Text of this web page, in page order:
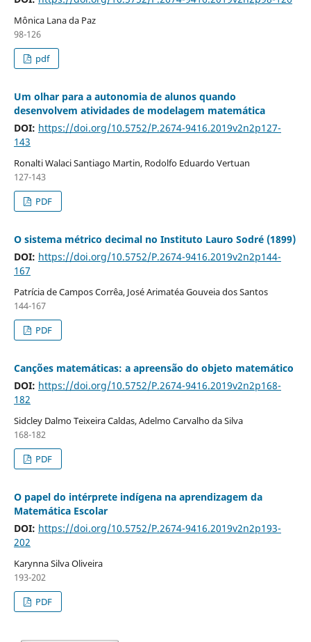
Mônica Lana da Paz
98-126
pdf
Um olhar para a autonomia de alunos quando
desenvolvem atividades de modelagem matemática
DOI: https://doi.org/10.5752/P.2674-9416.2019v2n2p127-
143
Ronalti Walaci Santiago Martin, Rodolfo Eduardo Vertuan
127-143
PDF
O sistema métrico decimal no Instituto Lauro Sodré (1899)
DOI: https://doi.org/10.5752/P.2674-9416.2019v2n2p144-
167
Patrícia de Campos Corrêa, José Arimatéa Gouveia dos Santos
144-167
PDF
Canções matemáticas: a apreensão do objeto matemático
DOI: https://doi.org/10.5752/P.2674-9416.2019v2n2p168-
182
Sidcley Dalmo Teixeira Caldas, Adelmo Carvalho da Silva
168-182
PDF
O papel do intérprete indígena na aprendizagem da
Matemática Escolar
DOI: https://doi.org/10.5752/P.2674-9416.2019v2n2p193-
202
Karynna Silva Oliveira
193-202
PDF